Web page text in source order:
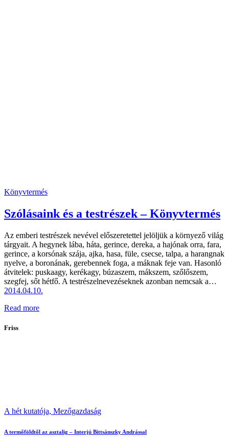
Könyvtermés
Szólásaink és a testrészek – Könyvtermés
Az emberi testrészek nevével előszeretettel jelöljük a környező világ
tárgyait. A hegynek lába, háta, gerince, dereka, a hajónak orra, fara,
gerince, a korsónak szája, ajka, hasa, füle, csecse, talpa, a harangnak
nyelve, a boronának, gerebennek foga, a máknak feje van. Hasonló
átvitelek: puskaagy, kerékagy, búzaszem, mákszem, szőlőszem,
szegfej, sőt hétfő. A testrészelnevezéseknek azonban nemcsak a…
2014.04.10.
Read more
Friss
A hét kutatója, Mezőgazdaság
A termőföldtől az asztalig – Interjú Bittsánszky Andrással